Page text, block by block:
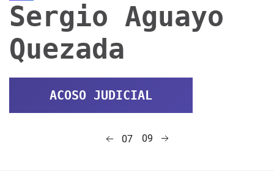
Sergio Aguayo
Quezada
ACOSO JUDICIAL
07 09